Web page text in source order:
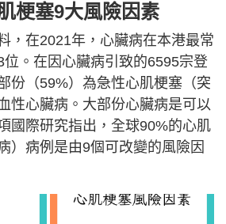
梗塞9大風險因素
，在2021年，心臟病在本港最常
位。在因心臟病引致的6595宗登
份（59%）為急性心肌梗塞（突
性心臟病。大部份心臟病是可以
國際研究指出，全球90%的心肌
）病例是由9個可改變的風險因